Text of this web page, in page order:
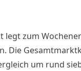
legt zum
Die
um rund